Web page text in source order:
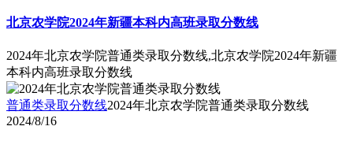
北京农学院2024年新疆本科内高班录取分数线
2024年北京农学院普通类录取分数线,北京农学院2024年新疆
本科内高班录取分数线
普通类录取分数线2024年北京农学院普通类录取分数线
2024/8/16